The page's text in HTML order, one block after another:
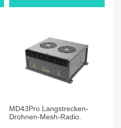
MD43Pro Langstrecken-
Drohnen-Mesh-Radio.